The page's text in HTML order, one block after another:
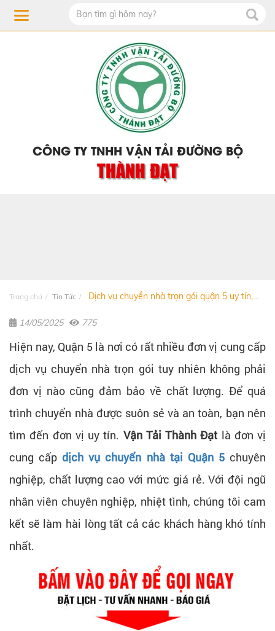
CÔNG TY TNHH VẬN TẢI ĐƯỜNG BỘ
THÀNH ĐẠT
Trang chủ Tin Tức Dịch vụ chuyển nhà trọn gói quận 5 uy tín,...
14/05/2025 775
Hiện nay, Quận 5 là nơi có rất nhiều đơn vị cung cấp
dịch vụ chuyển nhà trọn gói tuy nhiên không phải
đơn vị nào cũng đảm bảo về chất lượng. Để quá
trình chuyển nhà được suôn sẻ và an toàn, bạn nên
tìm đến đơn vị uy tín. Vận Tải Thành Đạt là đơn vị
cung cấpdịch vụ chuyển nhà tại Quận 5chuyên
nghiệp, chất lượng cao với mức giá rẻ. Với đội ngũ
nhân viên chuyên nghiệp, nhiệt tình, chúng tôi cam
kết sẽ làm hài lòng tất cả các khách hàng khó tính
nhất.